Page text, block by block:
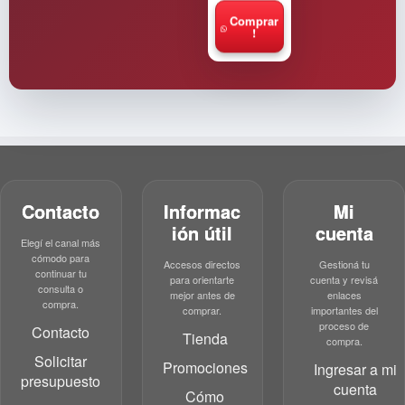
Comprar
!
Contacto
Elegí el canal más
cómodo para
continuar tu
consulta o
compra.
Contacto
Solicitar
presupuesto
Informac
ión útil
Accesos directos
para orientarte
mejor antes de
comprar.
Tienda
Promociones
Cómo
Mi
cuenta
Gestioná tu
cuenta y revisá
enlaces
importantes del
proceso de
compra.
Ingresar a mi
cuenta